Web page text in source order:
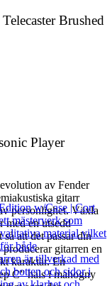
Brushed
Player
av Fender
gitarr
personlighet. Växla
med en utsedd
att det passar din
gitarren en
karaktär. En
C” hals i mahogny